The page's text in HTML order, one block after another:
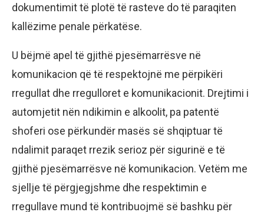
dokumentimit të plotë të rasteve do të paraqiten
kallëzime penale përkatëse.
U bëjmë apel të gjithë pjesëmarrësve në
komunikacion që të respektojnë me përpikëri
rregullat dhe rregulloret e komunikacionit. Drejtimi i
automjetit nën ndikimin e alkoolit, pa patentë
shoferi ose përkundër masës së shqiptuar të
ndalimit paraqet rrezik serioz për sigurinë e të
gjithë pjesëmarrësve në komunikacion. Vetëm me
sjellje të përgjegjshme dhe respektimin e
rregullave mund të kontribuojmë së bashku për